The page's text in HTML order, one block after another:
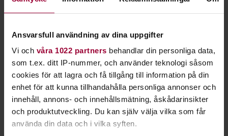
Ansvarsfull användning av dina uppgifter
Vi och våra 1022 partners behandlar din personliga data,
som t.ex. ditt IP-nummer, och använder teknologi såsom
cookies för att lagra och få tillgång till information på din
enhet för att kunna tillhandahålla personliga annonser och
innehåll, annons- och innehållsmätning, åskådarinsikter
och produktutveckling. Du kan själv välja vilka som får
använda din data och i vilka syften.
låtskrivande.
Piano kan du lära dig på flera olika sätt. Vissa tycker om att
spela på gehör och lyssna sig fram. Andra föredrar noter och
ackordsanalyser.
Det är ofta lätt att gå från piano till att sedan spela andra
instrument. Att spela piano ger nämligen en bra musikalisk
grund och förståelse. Det är lätt att se hur melodier och